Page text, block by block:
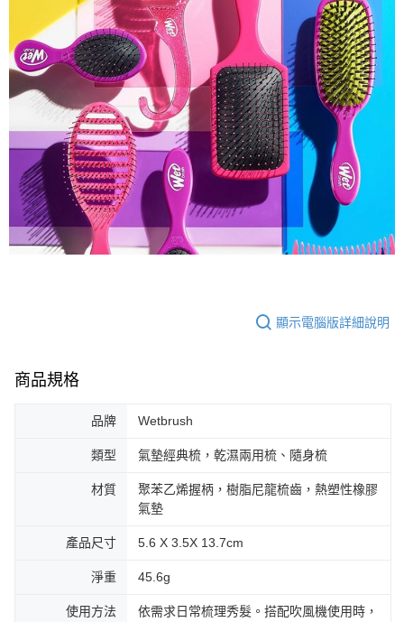
顯示電腦版詳細說明
商品規格
品牌 Wetbrush
類型 氣墊經典梳，乾濕兩用梳、隨身梳
材質
聚苯乙烯握柄，樹脂尼龍梳齒，熱塑性橡膠
氣墊
產品尺寸 5.6 X 3.5X 13.7cm
淨重 45.6g
使用方法
依需求日常梳理秀髮。搭配吹風機使用時，